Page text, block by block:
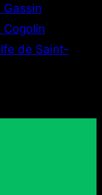
Gassin
Cogolin
de Saint-